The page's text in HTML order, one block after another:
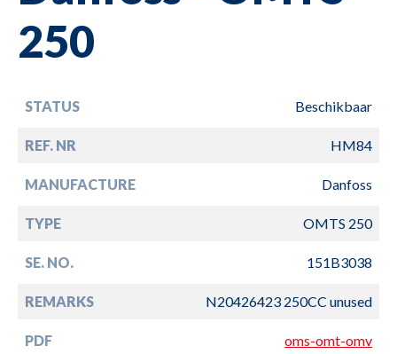
250
STATUS Beschikbaar
REF. NR HM84
MANUFACTURE Danfoss
TYPE OMTS 250
SE. NO. 151B3038
REMARKS N20426423 250CC unused
PDF oms-omt-omv